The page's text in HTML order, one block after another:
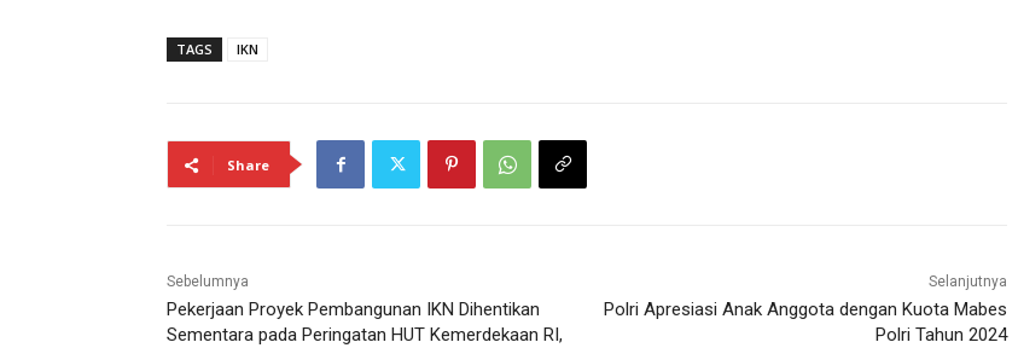
TAGS IKN
Share
Sebelumnya
Pekerjaan Proyek Pembangunan IKN Dihentikan
Sementara pada Peringatan HUT Kemerdekaan RI,
Selanjutnya
Polri Apresiasi Anak Anggota dengan Kuota Mabes
Polri Tahun 2024